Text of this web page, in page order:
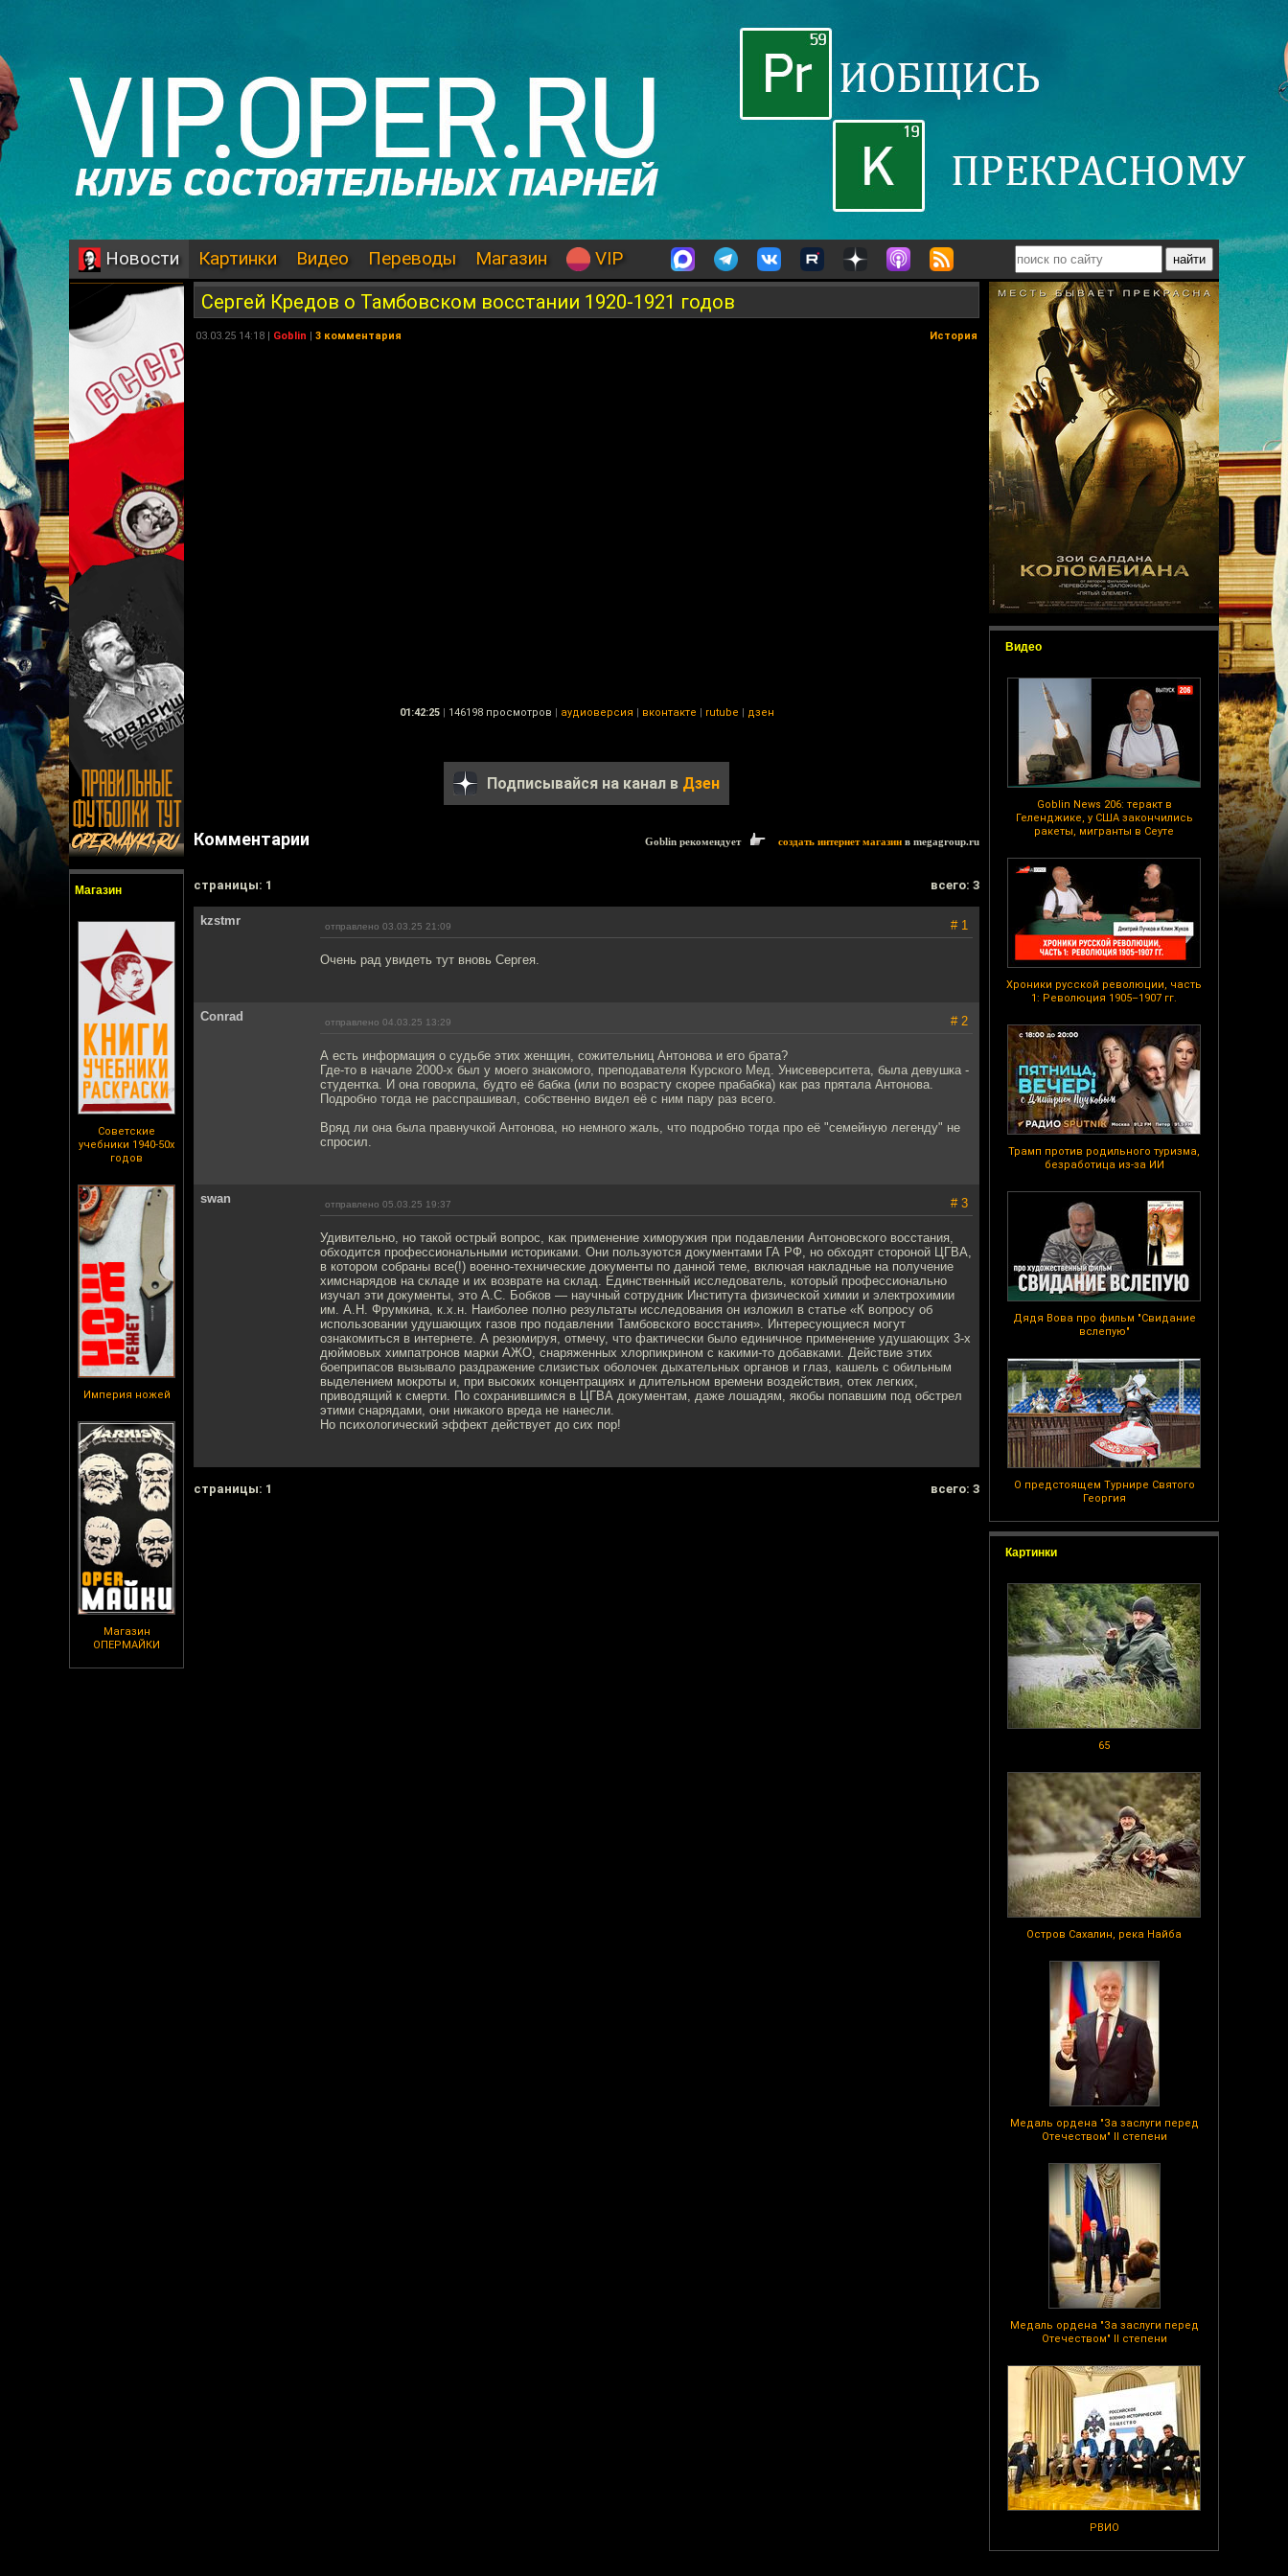
Новости Картинки Видео Переводы Магазин VIP
Магазин
Советские
учебники 1940-50х
годов
Империя ножей
Магазин
ОПЕРМАЙКИ
Видео
Goblin News 206: теракт в
Геленджике, у США закончились
ракеты, мигранты в Сеуте
Хроники русской революции, часть
1: Революция 1905–1907 гг.
Трамп против родильного туризма,
безработица из-за ИИ
Дядя Вова про фильм "Свидание
вслепую"
О предстоящем Турнире Святого
Георгия
Картинки
65
Остров Сахалин, река Найба
Медаль ордена "За заслуги перед
Отечеством" II степени
Медаль ордена "За заслуги перед
Отечеством" II степени
РВИО
Сергей Кредов о Тамбовском восстании 1920-1921 годов
03.03.25 14:18 | Goblin | 3 комментария История
01:42:25 | 146198 просмотров | аудиоверсия | вконтакте | rutube | дзен
Подписывайся на канал в Дзен
Комментарии Goblin рекомендует создать интернет магазин в megagroup.ru
cтраницы: 1 всего: 3
kzstmr отправлено 03.03.25 21:09 # 1
Очень рад увидеть тут вновь Сергея.
Conrad отправлено 04.03.25 13:29 # 2
А есть информация о судьбе этих женщин, сожительниц Антонова и его брата?
Где-то в начале 2000-х был у моего знакомого, преподавателя Курского Мед. Унисеверситета, была девушка -
студентка. И она говорила, будто её бабка (или по возрасту скорее прабабка) как раз прятала Антонова.
Подробно тогда не расспрашивал, собственно видел её с ним пару раз всего.
Вряд ли она была правнучкой Антонова, но немного жаль, что подробно тогда про её "семейную легенду" не
спросил.
swan отправлено 05.03.25 19:37 # 3
Удивительно, но такой острый вопрос, как применение химоружия при подавлении Антоновского восстания,
обходится профессиональными историками. Они пользуются документами ГА РФ, но обходят стороной ЦГВА,
в котором собраны все(!) военно-технические документы по данной теме, включая накладные на получение
химснарядов на складе и их возврате на склад. Единственный исследователь, который профессионально
изучал эти документы, это А.С. Бобков — научный сотрудник Института физической химии и электрохимии
им. А.Н. Фрумкина, к.х.н. Наиболее полно результаты исследования он изложил в статье «К вопросу об
использовании удушающих газов про подавлении Тамбовского восстания». Интересующиеся могут
ознакомиться в интернете. А резюмируя, отмечу, что фактически было единичное применение удушающих 3-х
дюймовых химпатронов марки АЖО, снаряженных хлорпикрином с какими-то добавками. Действие этих
боеприпасов вызывало раздражение слизистых оболочек дыхательных органов и глаз, кашель c обильным
выделением мокроты и, при высоких концентрациях и длительном времени воздействия, отек легких,
приводящий к смерти. По сохранившимся в ЦГВА документам, даже лошадям, якобы попавшим под обстрел
этими снарядами, они никакого вреда не нанесли.
Но психологический эффект действует до сих пор!
cтраницы: 1 всего: 3